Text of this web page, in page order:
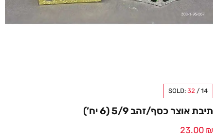
SOLD: 32 / 14
תיבת אוצר כסף/זהב 5/9 (6 יח’)
23.00 ₪